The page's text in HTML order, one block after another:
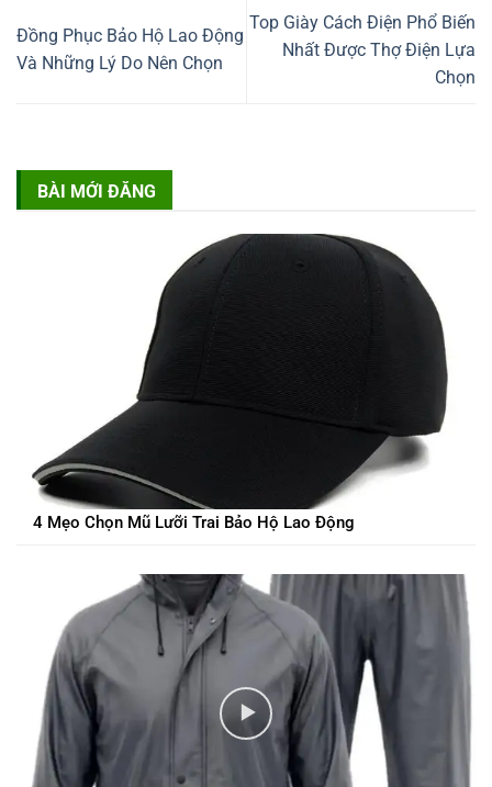
Đồng Phục Bảo Hộ Lao Động
Và Những Lý Do Nên Chọn
Top Giày Cách Điện Phổ Biến
Nhất Được Thợ Điện Lựa
Chọn
BÀI MỚI ĐĂNG
4 Mẹo Chọn Mũ Lưỡi Trai Bảo Hộ Lao Động